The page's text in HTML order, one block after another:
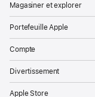
Magasiner et explorer
Portefeuille Apple
Compte
Divertissement
Apple Store